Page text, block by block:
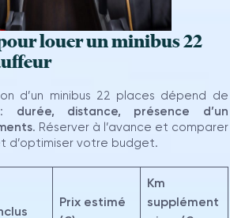
louer un minibus 22
d’un minibus 22 places dépend de
: durée, distance, présence d’un
. Réserver à l’avance et comparer
d’optimiser votre budget.
Prix estimé
Km
supplément